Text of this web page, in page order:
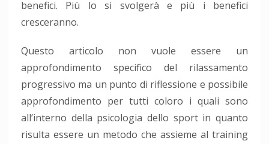
benefici. Più lo si svolgerà e più i benefici
cresceranno.
Questo articolo non vuole essere un
approfondimento specifico del rilassamento
progressivo ma un punto di riflessione e possibile
approfondimento per tutti coloro i quali sono
all’interno della psicologia dello sport in quanto
risulta essere un metodo che assieme al training